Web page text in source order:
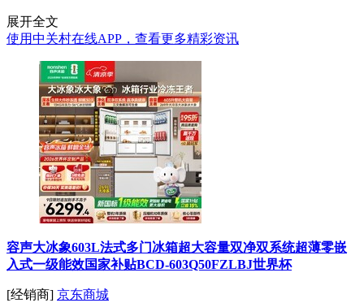
展开全文
使用中关村在线APP，查看更多精彩资讯
容声大冰象603L法式多门冰箱超大容量双净双系统超薄零嵌
入式一级能效国家补贴BCD-603Q50FZLBJ世界杯
[经销商] 京东商城